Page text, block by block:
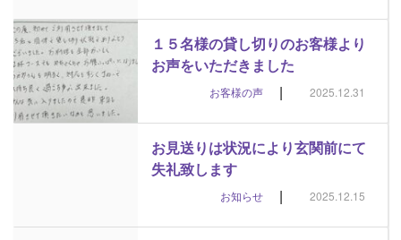
１５名様の貸し切りのお客様より
お声をいただきました
お客様の声 | 2025.12.31
お見送りは状況により玄関前にて
失礼致します
お知らせ | 2025.12.15